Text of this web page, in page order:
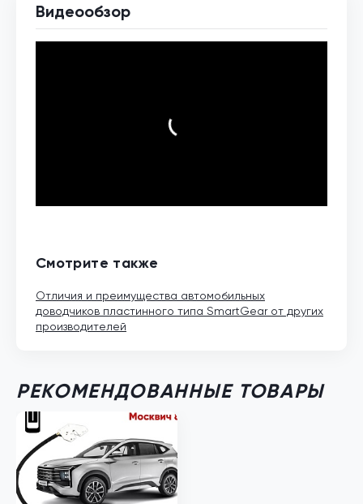
Видеообзор
Смотрите также
Отличия и преимущества автомобильных
доводчиков пластинного типа SmartGear от других
производителей
РЕКОМЕНДОВАННЫЕ ТОВАРЫ